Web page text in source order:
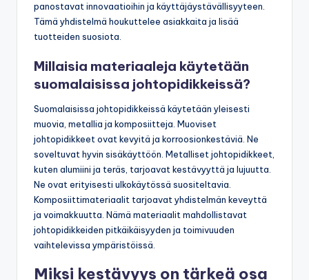
panostavat innovaatioihin ja käyttäjäystävällisyyteen.
Tämä yhdistelmä houkuttelee asiakkaita ja lisää
tuotteiden suosiota.
Millaisia materiaaleja käytetään
suomalaisissa johtopidikkeissä?
Suomalaisissa johtopidikkeissä käytetään yleisesti
muovia, metallia ja komposiitteja. Muoviset
johtopidikkeet ovat kevyitä ja korroosionkestäviä. Ne
soveltuvat hyvin sisäkäyttöön. Metalliset johtopidikkeet,
kuten alumiini ja teräs, tarjoavat kestävyyttä ja lujuutta.
Ne ovat erityisesti ulkokäytössä suositeltavia.
Komposiittimateriaalit tarjoavat yhdistelmän keveyttä
ja voimakkuutta. Nämä materiaalit mahdollistavat
johtopidikkeiden pitkäikäisyyden ja toimivuuden
vaihtelevissa ympäristöissä.
Miksi kestävyys on tärkeä osa